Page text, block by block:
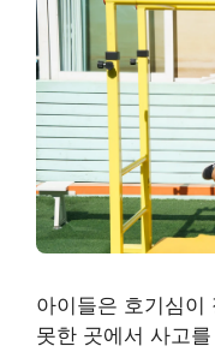
아이들은 호기심이
못한 곳에서 사고